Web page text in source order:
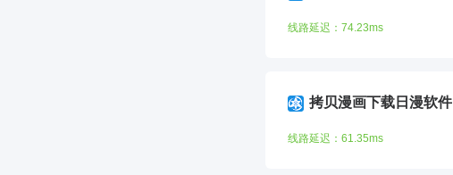
线路延迟：74.23ms
拷贝漫画下载日漫软件
线路延迟：61.35ms